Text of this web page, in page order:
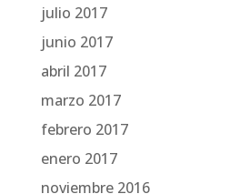
julio 2017
junio 2017
abril 2017
marzo 2017
febrero 2017
enero 2017
noviembre 2016